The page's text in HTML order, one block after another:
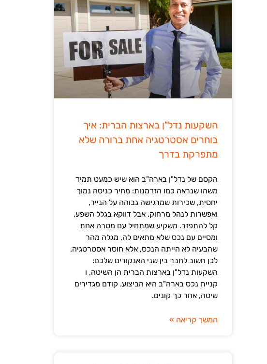
השקעות נדל"ן בארצות הברית: איך
בוחרים אסטרטגיה אחת ברורה שלא
מתפרקת בדרך
הקסם של נדל"ן בארה"ב הוא שיש כמעט תמיד
משהו שנראה כמו הזדמנות: מחיר כניסה נמוך
יחסית, שכירות שמרגישה גבוהה על הנייר,
ואפשרות לנהל מרחוק. אבל דווקא בגלל השפע,
קל להתפזר. משקיע שמתחיל עם מטרה אחת
ומסיים עם נכס שלא מתאים לה, מגלה מהר
שהבעיה לא הייתה הנכס, אלא חוסר אסטרטגיה.
לכן חשוב לחבר בין שני האנקורים שלכם:
השקעות נדל"ן בארצות הברית הן השיטה, ו
קניית נכס בארה"ב היא הביצוע. קודם מגדירים
שיטה, אחר כך קונים.
המשך קריאה »